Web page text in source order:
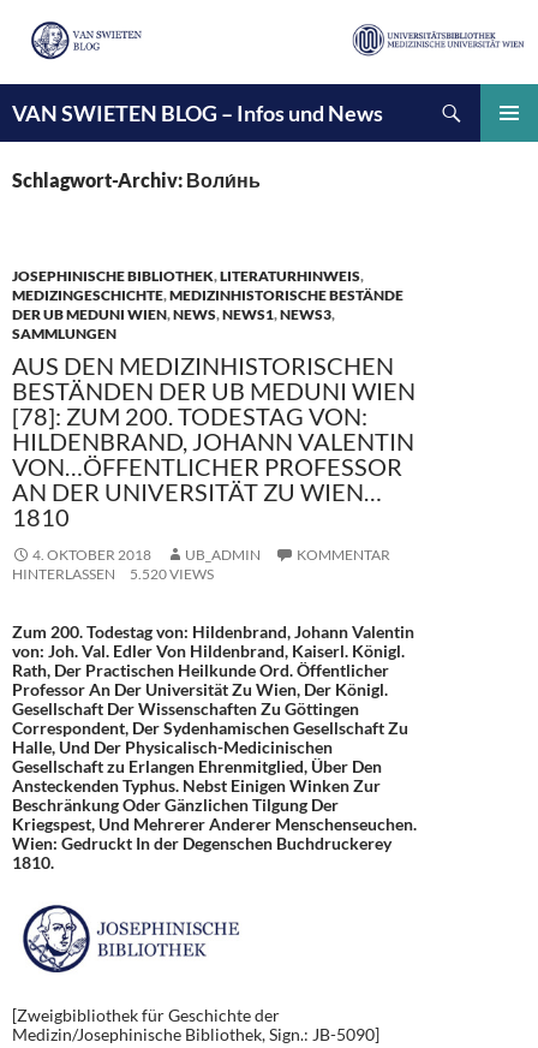
VAN SWIETEN BLOG – Infos und News
INHALT
SPRINGEN
Schlagwort-Archiv: Воли́нь
JOSEPHINISCHE BIBLIOTHEK,LITERATURHINWEIS,
MEDIZINGESCHICHTE,MEDIZINHISTORISCHE BESTÄNDE
DER UB MEDUNI WIEN,NEWS,NEWS1,NEWS3,
SAMMLUNGEN
AUS DEN MEDIZINHISTORISCHEN
BESTÄNDEN DER UB MEDUNI WIEN
[78]: ZUM 200. TODESTAG VON:
HILDENBRAND, JOHANN VALENTIN
VON…ÖFFENTLICHER PROFESSOR
AN DER UNIVERSITÄT ZU WIEN…
1810
4. OKTOBER 2018 UB_ADMIN
KOMMENTAR
HINTERLASSEN
5.520 VIEWS
Zum 200. Todestag von: Hildenbrand, Johann Valentin
von: Joh. Val. Edler Von Hildenbrand, Kaiserl. Königl.
Rath, Der Practischen Heilkunde Ord. Öffentlicher
Professor An Der Universität Zu Wien, Der Königl.
Gesellschaft Der Wissenschaften Zu Göttingen
Correspondent, Der Sydenhamischen Gesellschaft Zu
Halle, Und Der Physicalisch-Medicinischen
Gesellschaft zu Erlangen Ehrenmitglied, Über Den
Ansteckenden Typhus. Nebst Einigen Winken Zur
Beschränkung Oder Gänzlichen Tilgung Der
Kriegspest, Und Mehrerer Anderer Menschenseuchen.
Wien: Gedruckt In der Degenschen Buchdruckerey
1810.
[Zweigbibliothek für Geschichte der
Medizin/Josephinische Bibliothek, Sign.: JB-5090]